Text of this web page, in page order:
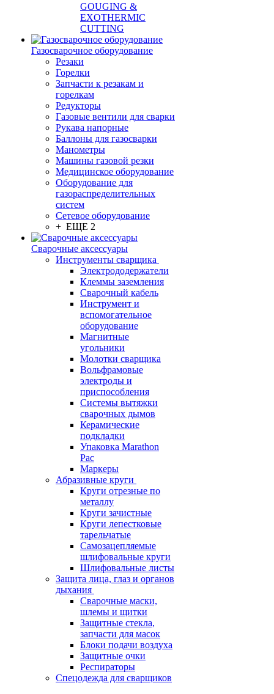
GOUGING &
EXOTHERMIC
CUTTING
Газосварочное оборудование
Резаки
Горелки
Запчасти к резакам и
горелкам
Редукторы
Газовые вентили для сварки
Рукава напорные
Баллоны для газосварки
Манометры
Машины газовой резки
Медицинское оборудование
Оборудование для
газораспределительных
систем
Сетевое оборудование
+ ЕЩЕ 2
Сварочные аксессуары
Инструменты сварщика
Электрододержатели
Клеммы заземления
Сварочный кабель
Инструмент и
вспомогательное
оборудование
Магнитные
угольники
Молотки сварщика
Вольфрамовые
электроды и
приспособления
Системы вытяжки
сварочных дымов
Керамические
подкладки
Упаковка Marathon
Pac
Маркеры
Абразивные круги
Круги отрезные по
металлу
Круги зачистные
Круги лепестковые
тарельчатые
Самозацепляемые
шлифовальные круги
Шлифовальные листы
Защита лица, глаз и органов
дыхания
Сварочные маски,
шлемы и щитки
Защитные стекла,
запчасти для масок
Блоки подачи воздуха
Защитные очки
Респираторы
Спецодежда для сварщиков